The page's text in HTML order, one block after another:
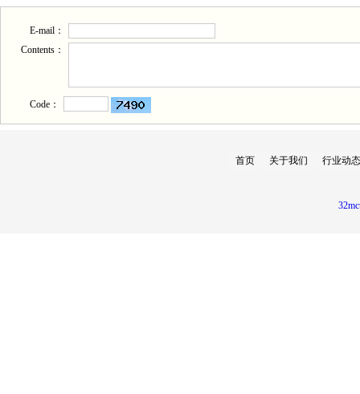
E-mail：
Contents：
Code：
首页 关于我们 行业动态